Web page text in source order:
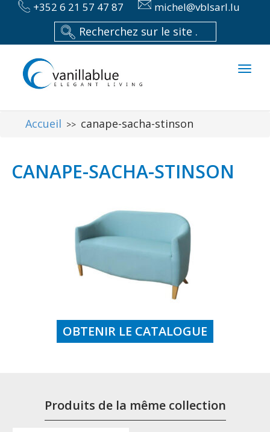
+352 6 21 57 47 87 michel@vblsarl.lu
Accueil >> canape-sacha-stinson
CANAPE-SACHA-STINSON
OBTENIR LE CATALOGUE
Produits de la même collection